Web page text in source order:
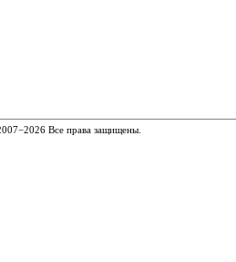
Все права защищены.